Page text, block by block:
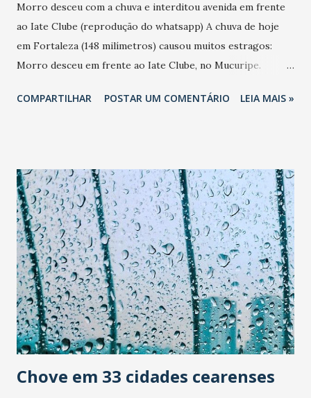
Morro desceu com a chuva e interditou avenida em frente
ao Iate Clube (reprodução do whatsapp) A chuva de hoje
em Fortaleza (148 milímetros) causou muitos estragos:
Morro desceu em frente ao Iate Clube, no Mucuripe.
Shopping RioMar caiu. Emergência do Hospital Geral de
COMPARTILHAR POSTAR UM COMENTÁRIO LEIA MAIS »
Chove em 33 cidades cearenses